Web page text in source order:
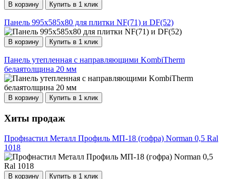
В корзину Купить в 1 клик
Панель 995х585х80 для плитки NF(71) и DF(52)
В корзину Купить в 1 клик
Панель утепленная с направляющими KombiTherm
белаятолщина 20 мм
В корзину Купить в 1 клик
Хиты продаж
Профнастил Металл Профиль МП-18 (гофра) Norman 0,5 Ral
1018
В корзину Купить в 1 клик